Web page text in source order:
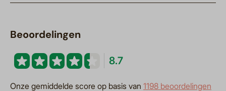
Beoordelingen
8.7
Onze gemiddelde score op basis van 1198 beoordelingen